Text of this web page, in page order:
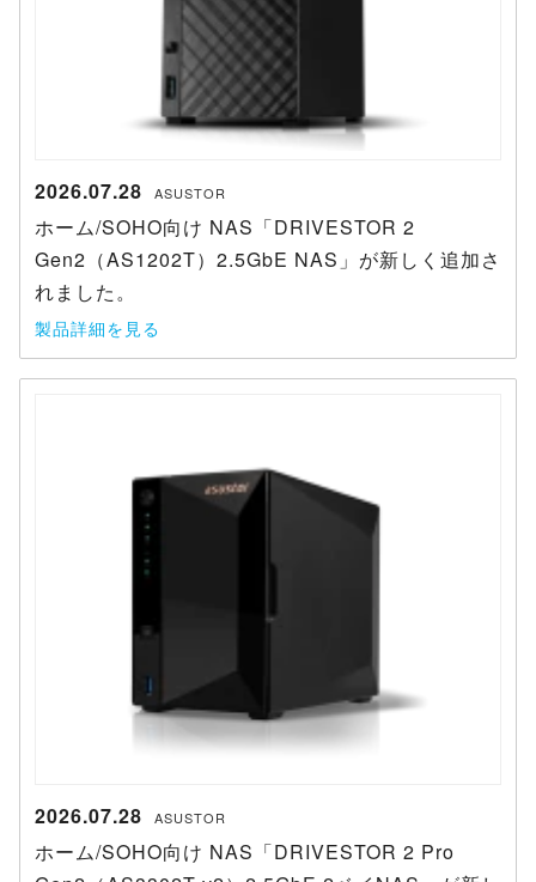
2026.07.28 ASUSTOR
ホーム/SOHO向け NAS「DRIVESTOR 2
Gen2（AS1202T）2.5GbE NAS」が新しく追加さ
れました。
製品詳細を見る
2026.07.28 ASUSTOR
ホーム/SOHO向け NAS「DRIVESTOR 2 Pro